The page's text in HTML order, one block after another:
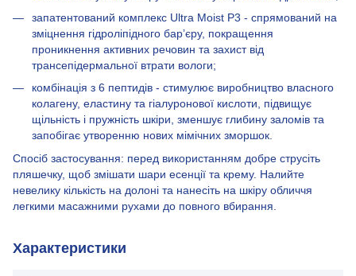
запатентований комплекс Ultra Moist P3 - спрямований на
зміцнення гідроліпідного бар’єру, покращення
проникнення активних речовин та захист від
трансепідермальної втрати вологи;
комбінація з 6 пептидів - стимулює виробництво власного
колагену, еластину та гіалуронової кислоти, підвищує
щільність і пружність шкіри, зменшує глибину заломів та
запобігає утворенню нових мімічних зморшок.
Спосіб застосування: перед використанням добре струсіть
пляшечку, щоб змішати шари есенції та крему. Налийте
невелику кількість на долоні та нанесіть на шкіру обличчя
легкими масажними рухами до повного вбирання.
Характеристики